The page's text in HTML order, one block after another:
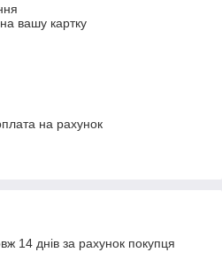
вашу картку
на рахунок
14 днів за рахунок покупця